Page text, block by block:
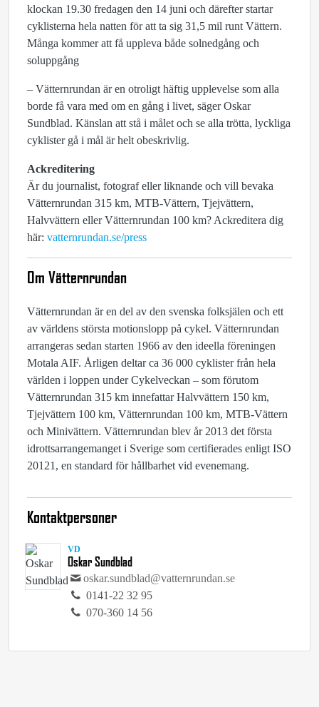
klockan 19.30 fredagen den 14 juni och därefter startar
cyklisterna hela natten för att ta sig 31,5 mil runt Vättern.
Många kommer att få uppleva både solnedgång och
soluppgång
– Vätternrundan är en otroligt häftig upplevelse som alla
borde få vara med om en gång i livet, säger Oskar
Sundblad. Känslan att stå i målet och se alla trötta, lyckliga
cyklister gå i mål är helt obeskrivlig.
Ackreditering
Är du journalist, fotograf eller liknande och vill bevaka
Vätternrundan 315 km, MTB-Vättern, Tjejvättern,
Halvvättern eller Vätternrundan 100 km? Ackreditera dig
här: vatternrundan.se/press
Om Vätternrundan
Vätternrundan är en del av den svenska folksjälen och ett
av världens största motionslopp på cykel. Vätternrundan
arrangeras sedan starten 1966 av den ideella föreningen
Motala AIF. Årligen deltar ca 36 000 cyklister från hela
världen i loppen under Cykelveckan – som förutom
Vätternrundan 315 km innefattar Halvvättern 150 km,
Tjejvättern 100 km, Vätternrundan 100 km, MTB-Vättern
och Minivättern. Vätternrundan blev år 2013 det första
idrottsarrangemanget i Sverige som certifierades enligt ISO
20121, en standard för hållbarhet vid evenemang.
Kontaktpersoner
VD
Oskar Sundblad
oskar.sundblad@vatternrundan.se
0141-22 32 95
070-360 14 56